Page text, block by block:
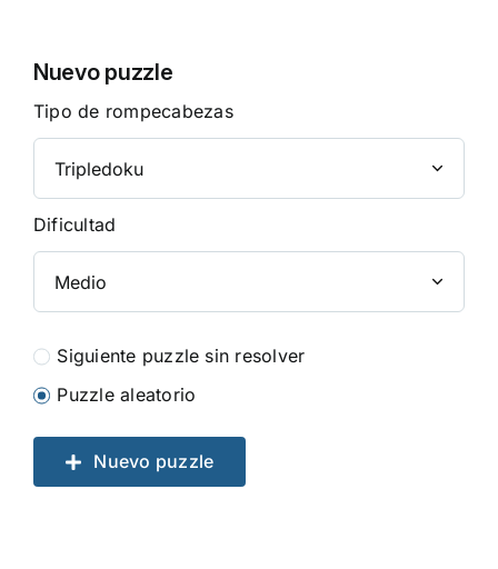
Nuevo puzzle
Tipo de rompecabezas
Dificultad
Siguiente puzzle sin resolver
Puzzle aleatorio
Nuevo puzzle